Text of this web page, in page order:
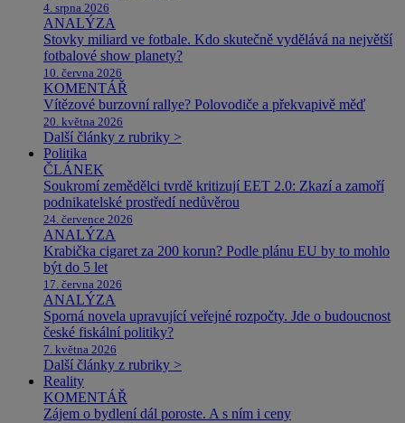
4. srpna 2026
ANALÝZA
Stovky miliard ve fotbale. Kdo skutečně vydělává na největší
fotbalové show planety?
10. června 2026
KOMENTÁŘ
Vítězové burzovní rallye? Polovodiče a překvapivě měď
20. května 2026
Další články z rubriky >
Politika
ČLÁNEK
Soukromí zemědělci tvrdě kritizují EET 2.0: Zkazí a zamoří
podnikatelské prostředí nedůvěrou
24. července 2026
ANALÝZA
Krabička cigaret za 200 korun? Podle plánu EU by to mohlo
být do 5 let
17. června 2026
ANALÝZA
Sporná novela upravující veřejné rozpočty. Jde o budoucnost
české fiskální politiky?
7. května 2026
Další články z rubriky >
Reality
KOMENTÁŘ
Zájem o bydlení dál poroste. A s ním i ceny